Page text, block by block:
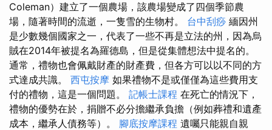
Coleman）建立了一個農場，該農場變成了四個季節農
場，隨著時間的流逝，一隻雪的生物村。 台中刮痧 緬因州
是少數幾個國家之一，代表了一些不再是立法的州，因為烏
賊在2014年被提名為羅德島，但是從集體想法中提名的。
通常，禮物也會佩戴財產的財產費，但各方可以以不同的方
式達成共識。 西屯按摩 如果禮物不是或僅僅為這些費用支
付的禮物，這是一個問題。 記帳士課程 在死亡的情況下，
禮物的優勢在於，捐贈不必分擔繼承負擔（例如葬禮和遺產
成本，繼承人債務等）。 腳底按摩課程 遺囑只能親自親